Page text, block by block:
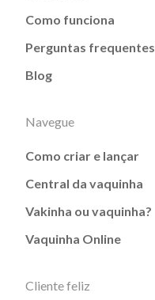
Como funciona
Perguntas frequentes
Blog
Navegue
Como criar e lançar
Central da vaquinha
Vakinha ou vaquinha?
Vaquinha Online
Cliente feliz